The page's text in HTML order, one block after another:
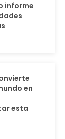
informe
en
esta